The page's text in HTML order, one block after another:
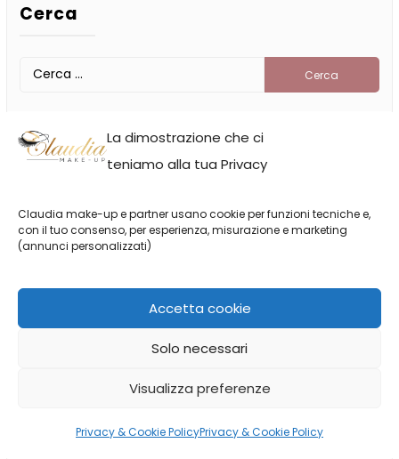
La dimostrazione che ci
teniamo alla tua Privacy
Claudia make-up e partner usano cookie per funzioni tecniche e,
con il tuo consenso, per esperienza, misurazione e marketing
(annunci personalizzati)
Accetta cookie
Solo necessari
Visualizza preferenze
Privacy & Cookie PolicyPrivacy & Cookie Policy
Cerca
Ricerca
per:
Claudia Neacsu
Sono Claudia, classe ’96 e di professione faccio la make
più grande passione, il make up, per farlo diventare un